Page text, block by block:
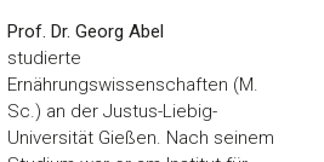
Prof. Dr. Georg Abel
studierte
Ernährungswissenschaften (M.
Sc.) an der Justus-Liebig-
Universität Gießen. Nach seinem